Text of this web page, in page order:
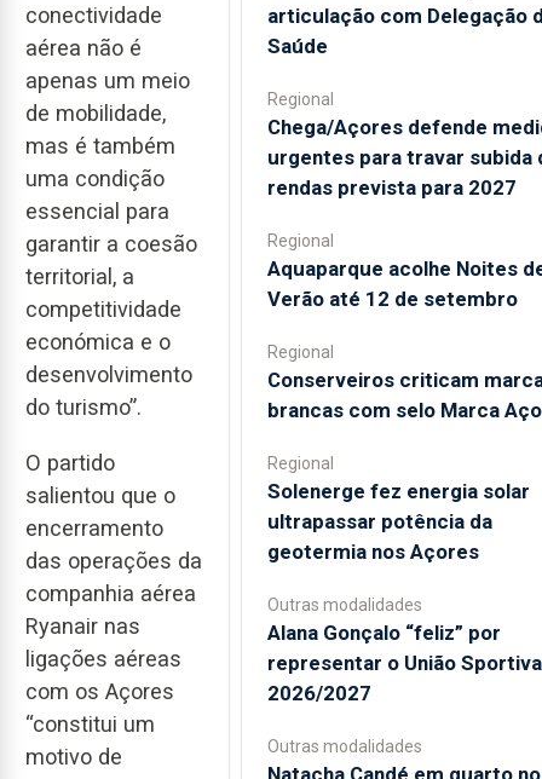
conectividade
aérea não é
apenas um meio
de mobilidade,
mas é também
uma condição
essencial para
garantir a coesão
territorial, a
competitividade
económica e o
desenvolvimento
do turismo”.
O partido
salientou que o
encerramento
das operações da
companhia aérea
Ryanair nas
ligações aéreas
com os Açores
“constitui um
motivo de
articulação com Delegação
Saúde
Regional
Chega/Açores defende
urgentes para travar subida
rendas prevista para 2027
Regional
Aquaparque acolhe Noites
Verão até 12 de setembro
Regional
Conserveiros criticam
brancas com selo Marca
Regional
Solenerge fez energia solar
ultrapassar potência da
geotermia nos Açores
Outras modalidades
Alana Gonçalo “feliz” por
representar o União
2026/2027
Outras modalidades
Natacha Candé em quarto no